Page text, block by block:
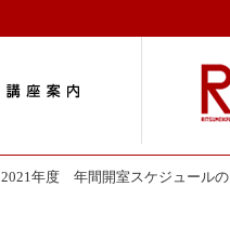
2021年度 年間開室スケジュール